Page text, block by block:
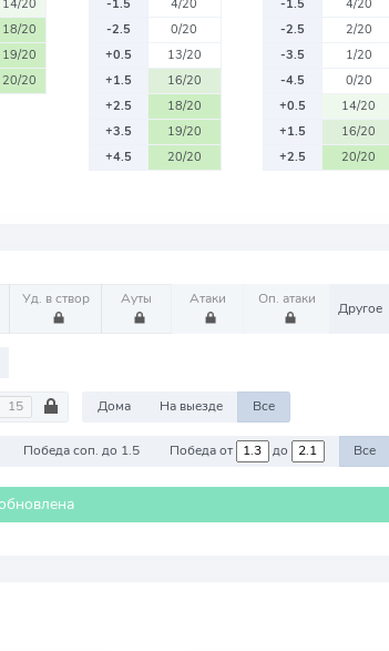
14/20
18/20
19/20
20/20
-1.5
4/20
-2.5
0/20
+0.5
13/20
+1.5
16/20
+2.5
18/20
+3.5
19/20
+4.5
20/20
-1.5
4/20
-2.5
2/20
-3.5
1/20
-4.5
0/20
+0.5
14/20
+1.5
16/20
+2.5
20/20
Уд. в створ Ауты Атаки Оп. атаки
Другое
Дома На выезде Все
Победа соп. до 1.5 Победа от до Все